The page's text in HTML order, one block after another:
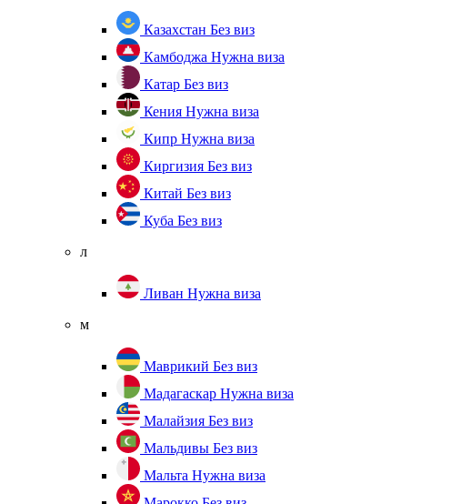
Казахстан Без виз
Камбоджа Нужна виза
Катар Без виз
Кения Нужна виза
Кипр Нужна виза
Киргизия Без виз
Китай Без виз
Куба Без виз
л
Ливан Нужна виза
м
Маврикий Без виз
Мадагаскар Нужна виза
Малайзия Без виз
Мальдивы Без виз
Мальта Нужна виза